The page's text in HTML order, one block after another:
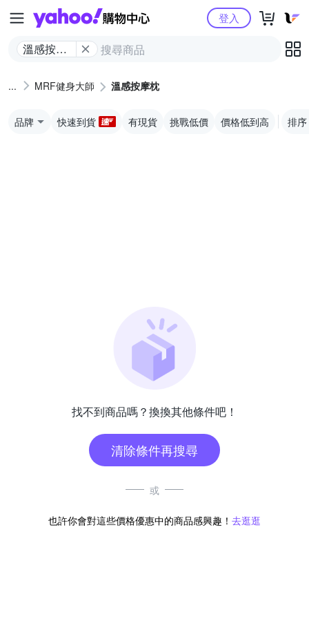
Yahoo購物中心
溫感按摩
登入
MRF健身大師 溫感按摩枕
品牌 快速到貨 有現貨 挑戰低價 價格低到高 排序
找不到商品嗎？換換其他條件吧！
清除條件再搜尋
或
也許你會對這些價格優惠中的商品感興趣！ 去逛逛